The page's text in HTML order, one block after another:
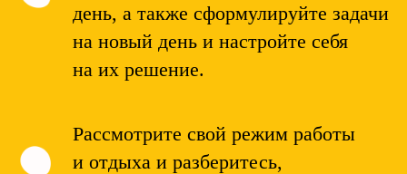
день, а также сформулируйте задачи
на новый день и настройте себя
на их решение.
Рассмотрите свой режим работы
и отдыха и разберитесь,